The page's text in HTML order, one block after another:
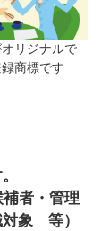
リジナルで
商標です
補者・管理
対象 等）